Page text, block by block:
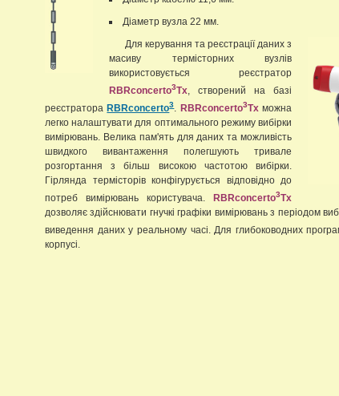
Діаметр вузла 22 мм.
Для керування та реєстрації даних з
масиву термісторних вузлів
використовується реєстратор
RBRconcerto3Tx, створений на базі
реєстратора RBRconcerto3. RBRconcerto3Txможна
легко налаштувати для оптимального режиму вибірки
вимірювань. Велика пам'ять для даних та можливість
швидкого вивантаження полегшують тривале
розгортання з більш високою частотою вибірки.
Гірлянда термісторів конфігурується відповідно до
потреб вимірювань користувача.
RBRconcerto3Tx
дозволяє здійснювати гнучкі графіки вимірювань з періодом
виведення даних у реальному часі. Для глибоководних
корпусі.